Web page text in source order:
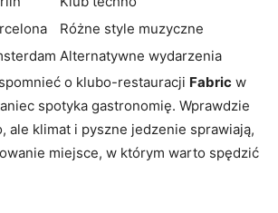
Różne style muzyczne
Alternatywne wydarzenia
o klubo-restauracji Fabric w
spotyka gastronomię. Wprawdzie
ale klimat i pyszne jedzenie sprawiają,
miejsce, w którym warto spędzić